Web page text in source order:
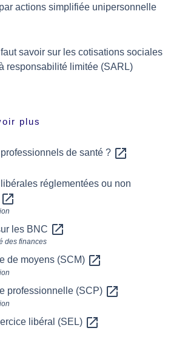
actions simplifiée unipersonnelle
savoir sur les cotisations sociales
responsabilité limitée (SARL)
plus
de santé ? open_in_new
réglementées ou non
open_in_new
les BNC open_in_new
des finances
de moyens (SCM) open_in_new
professionnelle (SCP) open_in_new
libéral (SEL) open_in_new